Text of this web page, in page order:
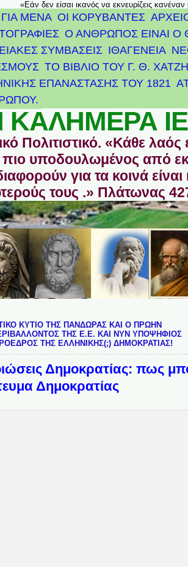
«Εάν δεν είσαι ικανός να εκνευρίζεις
ΓΙΑ ΜΕΝΑ ΟΙ ΚΟΡΥΒΑΝΤΕΣ
Ο ΑΝΘΡΩΠΟΣ ΕΙΝΑΙ Ο
ΣΥΜΒΑΣΕΙΣ ΙΘΑΓΕΝΕΙΑ
ΤΟ ΒΙΒΛΙΟ ΤΟΥ Γ. Θ.
ΕΠΑΝΆΣΤΑΣΗΣ ΤΟΥ 1821
ΚΑΛΗΜΕΡΑ
Πολιτιστικό. «Κάθε
πιο υποδουλωμένος από
για τα κοινά
τους .» Πλάτωνας
ΚΥΤΙΟ ΤΗΣ ΠΑΝΔΩΡΑΣ ΚΑΙ Ο ΠΡΩΗΝ
ΤΗΣ Ε.Ε. ΚΑΙ ΝΥΝ ΥΠΟΨΗΦΙΟΣ
ΤΗΣ ΕΛΛΗΝΙΚΗΣ(;) ΔΗΜΟΚΡΑΤΙΑΣ!
Δημοκρατίας: πως
Δημοκρατίας